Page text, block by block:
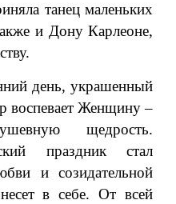
танец маленьких
и Дону Карлеоне,
день, украшенный
воспевает Женщину –
щедрость.
праздник стал
и созидательной
в себе. От всей